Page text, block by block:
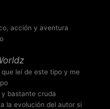
acción y aventura
leí de este tipo y me
bastante cruda
la evolución del autor si